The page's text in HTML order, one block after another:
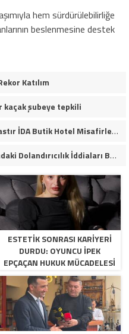
hem sürdürülebilirliğe
beslenmesine destek
Katılım
kaçak şubeye tepkili
Kazdağları’nın Gözdesi Antik Manastır İDA Butik Hotel Misafirlerinden Tam Not Alıyor
Ufuk Avcı ve Mustafa Karal Hakkındaki Dolandırıcılık İddiaları Büyüyor
ESTETIK SONRASI KARIYERI
DURDU: OYUNCU İPEK
EPÇAÇAN HUKUK MÜCADELESI
VERIYOR